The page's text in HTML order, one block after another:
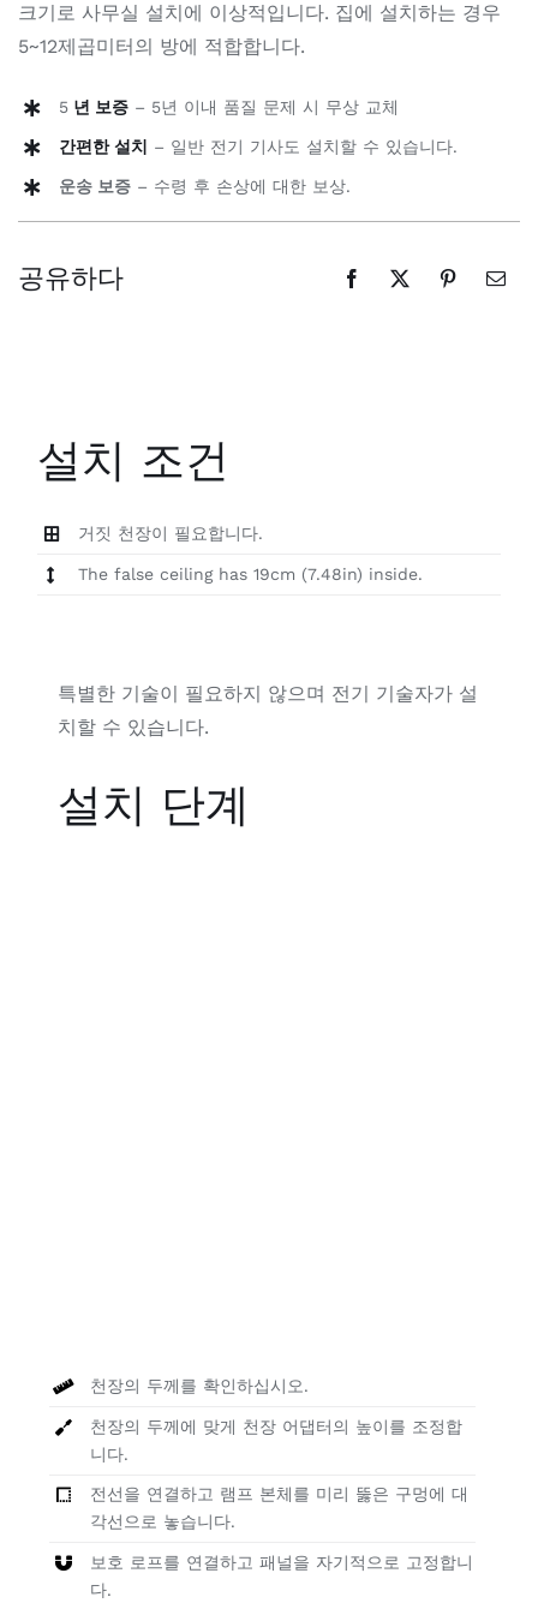
크기로 사무실 설치에 이상적입니다. 집에 설치하는 경우
5~12제곱미터의 방에 적합합니다.
5년 보증– 5년 이내 품질 문제 시 무상 교체
간편한 설치 – 일반 전기 기사도 설치할 수 있습니다.
운송 보증– 수령 후 손상에 대한 보상.
공유하다
설치 조건
거짓 천장이 필요합니다.
The false ceiling has 19cm (7.48in) inside.
천장의 두께를 확인하십시오.
천장의 두께에 맞게 천장 어댑터의 높이를 조정합
니다.
전선을 연결하고 램프 본체를 미리 뚫은 구멍에 대
각선으로 놓습니다.
보호 로프를 연결하고 패널을 자기적으로 고정합니
다.
특별한 기술이 필요하지 않으며 전기 기술자가 설
치할 수 있습니다.
설치 단계